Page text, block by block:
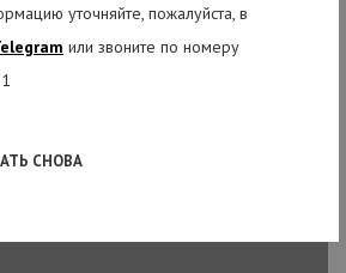
уточняйте, пожалуйста, в
или звоните по номеру
СНОВА